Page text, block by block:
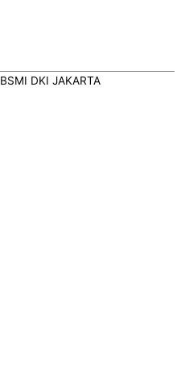
BSMI DKI JAKARTA